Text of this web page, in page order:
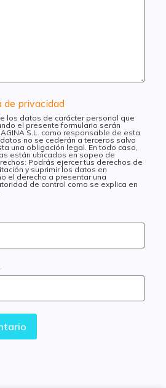
de privacidad
los datos de carácter personal que
el presente formulario serán
S.L. como responsable de esta
no se cederán a terceros salvo
una obligación legal. En todo caso,
están ubicados en sopeo de
Podrás ejercer tus derechos de
y suprimir los datos en
el derecho a presentar una
de control como se explica en